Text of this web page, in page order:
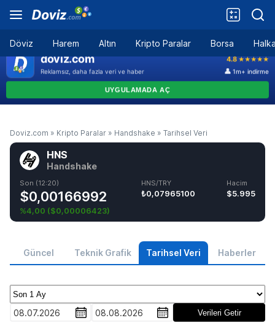
Döviz Harem Altın Kripto Paralar Borsa
Doviz.com » Kripto Paralar » Handshake » Tarihsel Veri
HNS
Handshake
Son (12:20)
$0,00166992
%4,00 ($0,00006423)
HNS/TRY
₺0,07965100
Hacim
$5.995
Güncel Teknik Grafik Tarihsel Veri Haberler
08.07.2026 08.08.2026 Verileri Getir